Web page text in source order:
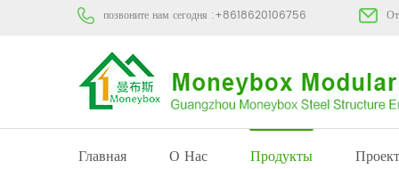
позвоните нам сегодня :+8618620106756
Главная О Нас Продукты Проект